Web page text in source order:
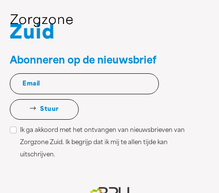
Abonneren op de nieuwsbrief
Stuur
Ik ga akkoord met het ontvangen van nieuwsbrieven van
Zorgzone Zuid. Ik begrijp dat ik mij te allen tijde kan
uitschrijven.